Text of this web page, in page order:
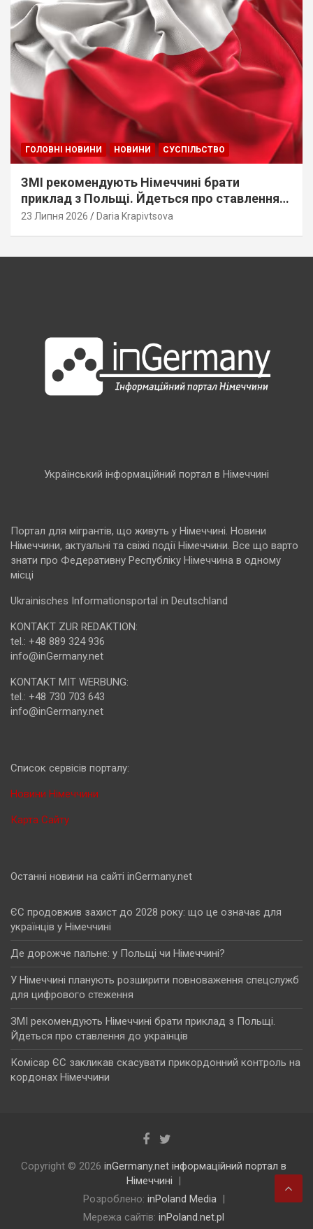
ГОЛОВНІ НОВИНИ НОВИНИ СУСПІЛЬСТВО
ЗМІ рекомендують Німеччині брати
приклад з Польщі. Йдеться про ставлення
до українців
23 Липня 2026 Daria Krapivtsova
Український інформаційний портал в Німеччині
Портал для мігрантів, що живуть у Німеччині. Новини
Німеччини, актуальні та свіжі події Німеччини. Все що варто
знати про Федеративну Республіку Німеччина в одному
місці
Ukrainisches Informationsportal in Deutschland
KONTAKT ZUR REDAKTION:
tel.: +48 889 324 936
info@inGermany.net
KONTAKT MIT WERBUNG:
tel.: +48 730 703 643
info@inGermany.net
Cписок сервісів порталу:
Новини Німеччини
Карта Сайту
Останні новини на сайті inGermany.net
ЄС продовжив захист до 2028 року: що це означає для
українців у Німеччині
Де дорожче пальне: у Польщі чи Німеччині?
У Німеччині планують розширити повноваження спецслужб
для цифрового стеження
ЗМІ рекомендують Німеччині брати приклад з Польщі.
Йдеться про ставлення до українців
Комісар ЄС закликав скасувати прикордонний контроль на
кордонах Німеччини
Copyright © 2026 inGermany.net інформаційний портал в
Німеччині
Розроблено: inPoland Media
Мережа сайтів: inPoland.net.pl